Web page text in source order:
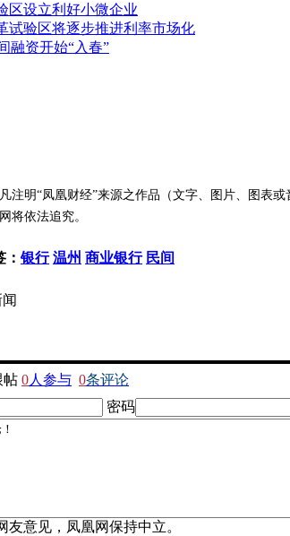
区设立利好小微企业
试验区将逐步推进利率市场化
融资开始“入春”
注明“凤凰财经”来源之作品（文字、图片、图表
将依法追究。
：银行 温州 商业银行 民间
帖 0人参与 0条评论
密码
友意见，凤凰网保持中立。